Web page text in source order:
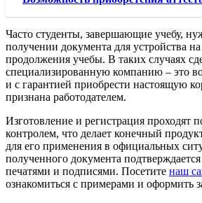
Часто студенты, завершающие учебу,
получении документа для устройства
продолжения учебы. В таких случаях
специализированную компанию – это
и с гарантией приобрести настоящую
признана работодателем.
Изготовление и регистрация проходят
контролем, что делает конечный
для его применения в официальных
полученного документа
печатями и подписями. Посетите наш
ознакомиться с примерами и оформить